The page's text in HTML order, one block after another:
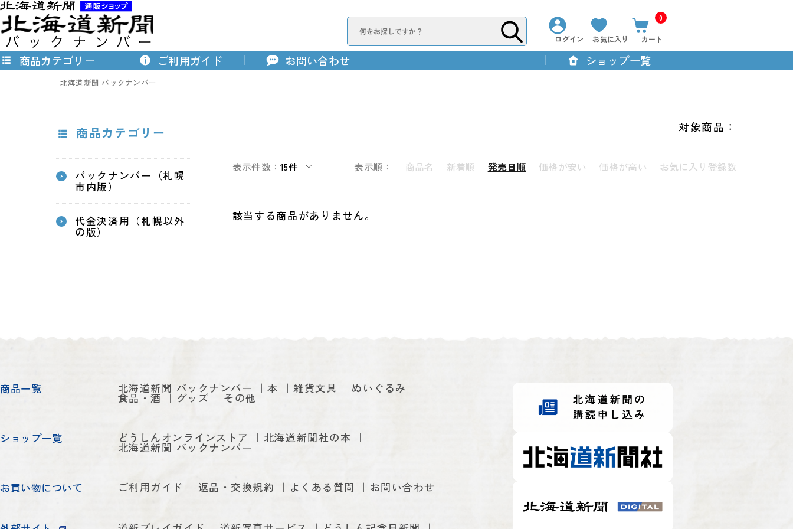
ログイン お気に入り
0
カート
商品カテゴリー ショップ一覧
ご利用ガイド お問い合わせ
北海道新聞 バックナンバー
商品カテゴリー
バックナンバー（札幌
市内版）
代金決済用（札幌以外
の版）
対象商品：
表示件数：15件 表示順： 商品名 新着順 発売日順 価格が安い 価格が高い お気に入り登録数
該当する商品がありません。
商品一覧 北海道新聞 バックナンバー 本 雑貨文具 ぬいぐるみ
食品・酒 グッズ その他
ショップ一覧 どうしんオンラインストア 北海道新聞社の本
北海道新聞 バックナンバー
お買い物について ご利用ガイド 返品・交換規約 よくある質問 お問い合わせ